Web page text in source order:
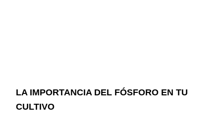
LA IMPORTANCIA DEL FÓSFORO EN TU
CULTIVO